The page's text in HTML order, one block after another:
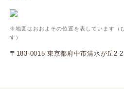
※地図はおおよその位置を表しています（
す）
〒183-0015 東京都府中市清水が丘2-